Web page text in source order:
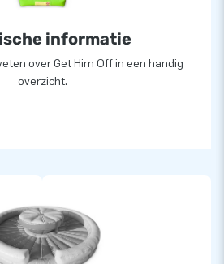
informatie
over Get Him Off in een handig
overzicht.